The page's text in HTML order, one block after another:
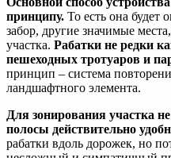
принципу. То есть она будет
забор, другие значимые
участка. Рабатки не редки
пешеходных тротуаров и
принцип – система
ландшафтного элемента.
Для зонирования участка
полосы действительно
рабатки вдоль дорожек, но